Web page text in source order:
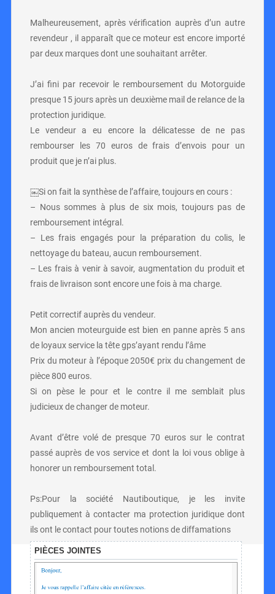
Malheureusement, après vérification auprès d’un autre
revendeur , il apparaît que ce moteur est encore importé
par deux marques dont une souhaitant arrêter.
J’ai fini par recevoir le remboursement du Motorguide
presque 15 jours après un deuxième mail de relance de la
protection juridique.
Le vendeur a eu encore la délicatesse de ne pas
rembourser les 70 euros de frais d’envois pour un
produit que je n’ai plus.
￼Si on fait la synthèse de l’affaire, toujours en cours :
– Nous sommes à plus de six mois, toujours pas de
remboursement intégral.
– Les frais engagés pour la préparation du colis, le
nettoyage du bateau, aucun remboursement.
– Les frais à venir à savoir, augmentation du produit et
frais de livraison sont encore une fois à ma charge.
Petit correctif auprès du vendeur.
Mon ancien moteurguide est bien en panne après 5 ans
de loyaux service la tête gps’ayant rendu l’âme
Prix du moteur à l’époque 2050€ prix du changement de
pièce 800 euros.
Si on pèse le pour et le contre il me semblait plus
judicieux de changer de moteur.
Avant d’être volé de presque 70 euros sur le contrat
passé auprès de vos service et dont la loi vous oblige à
honorer un remboursement total.
Ps:Pour la société Nautiboutique, je les invite
publiquement à contacter ma protection juridique dont
ils ont le contact pour toutes notions de diffamations
PIÈCES JOINTES